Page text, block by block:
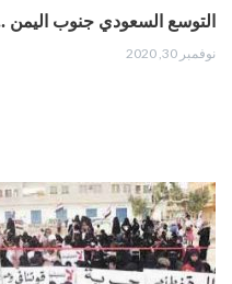
التوسع السعودي جنوب اليمن
نوفمبر 30, 2020